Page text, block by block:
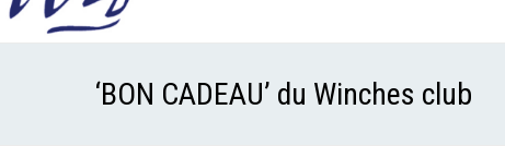
‘BON CADEAU’ du Winches club